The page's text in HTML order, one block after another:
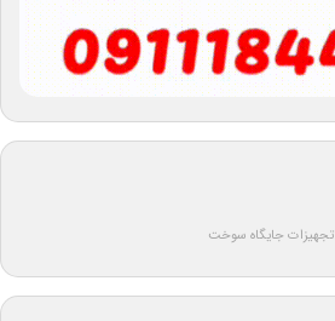
تجهیزات جایگاه سوخت